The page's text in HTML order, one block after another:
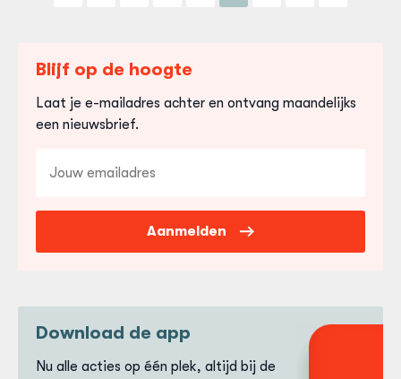
Blijf op de hoogte
Laat je e-mailadres achter en ontvang maandelijks
een nieuwsbrief.
mailadres
Aanmelden
Download de app
Nu alle acties op één plek, altijd bij de